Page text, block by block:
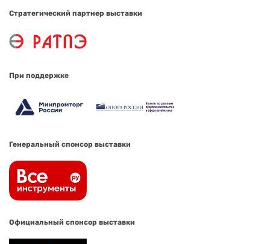
Стратегический партнер выставки
При поддержке
Генеральный спонсор выставки
Официальный спонсор выставки